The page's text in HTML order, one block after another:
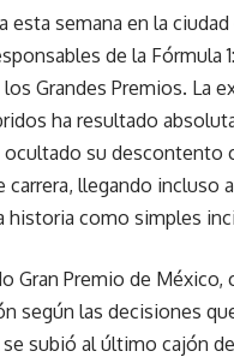
semana en la
de la Fórmula
Grandes Premios. La
ha resultado
su
llegando incluso
historia como simples
Gran Premio de
según las decisiones
subió al último cajón